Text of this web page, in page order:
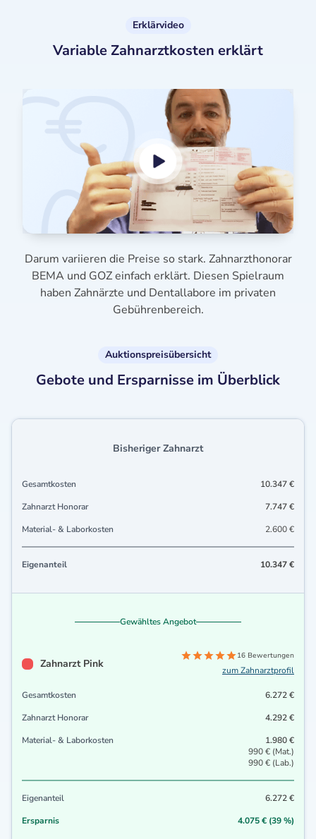
Erklärvideo
Variable Zahnarztkosten erklärt
Darum variieren die Preise so stark. Zahnarzthonorar
BEMA und GOZ einfach erklärt. Diesen Spielraum
haben Zahnärzte und Dentallabore im privaten
Gebührenbereich.
Auktionspreisübersicht
Gebote und Ersparnisse im Überblick
Bisheriger Zahnarzt
Gesamtkosten
10.347 €
Zahnarzt Honorar
7.747 €
Material- & Laborkosten
2.600 €
Eigenanteil 10.347 €
Gewähltes Angebot
Zahnarzt Pink
16 Bewertungen
zum Zahnarztprofil
Gesamtkosten
6.272 €
Zahnarzt Honorar
4.292 €
Material- & Laborkosten
1.980 €
990 € (Mat.)
990 € (Lab.)
Eigenanteil
6.272 €
Ersparnis
4.075 € (39 %)